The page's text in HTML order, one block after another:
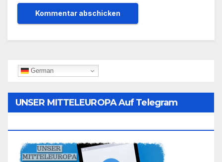
German
UNSER MITTELEUROPA Auf Telegram